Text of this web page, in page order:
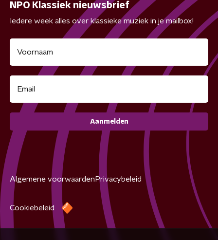
NPO Klassiek nieuwsbrief
Iedere week alles over klassieke muziek in je mailbox!
Aanmelden
Algemene voorwaarden Privacybeleid
Cookiebeleid